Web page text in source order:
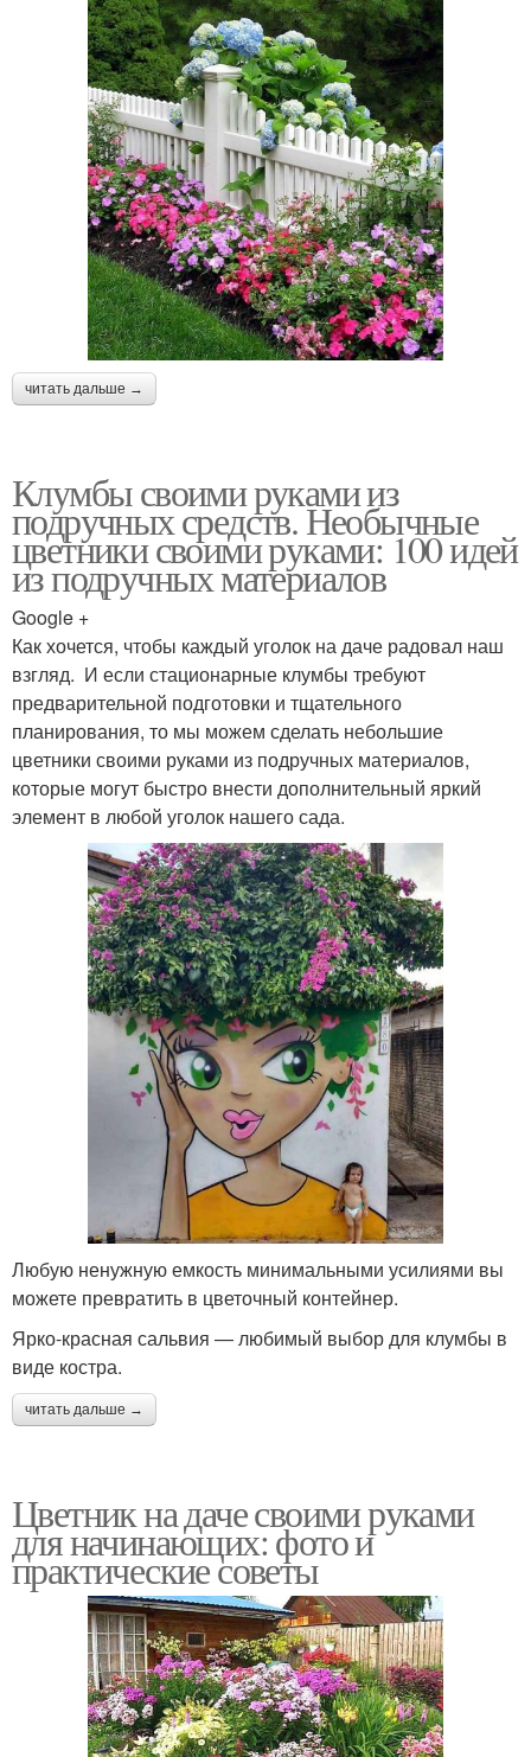
читать дальше →
Клумбы своими руками из
подручных средств. Необычные
цветники своими руками: 100 идей
из подручных материалов
Google +
Как хочется, чтобы каждый уголок на даче радовал наш
взгляд. И если стационарные клумбы требуют
предварительной подготовки и тщательного
планирования, то мы можем сделать небольшие
цветники своими руками из подручных материалов,
которые могут быстро внести дополнительный яркий
элемент в любой уголок нашего сада.
Любую ненужную емкость минимальными усилиями вы
можете превратить в цветочный контейнер.
Ярко-красная сальвия — любимый выбор для клумбы в
виде костра.
читать дальше →
Цветник на даче своими руками
для начинающих: фото и
практические советы